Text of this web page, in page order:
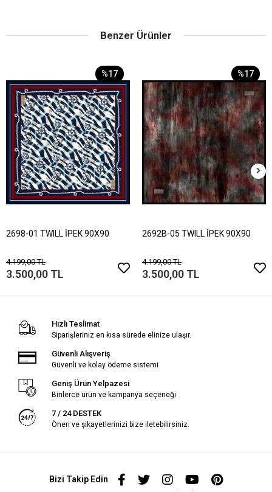
Benzer Ürünler
%17
2698-01 TWILL İPEK 90X90
4.199,00 TL
3.500,00 TL
%17
2692B-05 TWILL İPEK 90X90
4.199,00 TL
3.500,00 TL
Hızlı Teslimat
Siparişleriniz en kısa sürede elinize ulaşır.
Güvenli Alışveriş
Güvenli ve kolay ödeme sistemi
Geniş Ürün Yelpazesi
Binlerce ürün ve kampanya seçeneği
7 / 24 DESTEK
Öneri ve şikayetlerinizi bize iletebilirsiniz.
Bizi Takip Edin